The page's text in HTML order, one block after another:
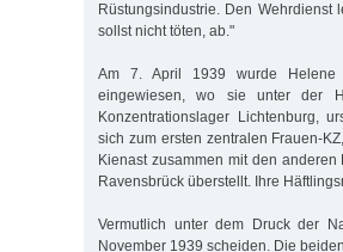
Rüstungsindustrie. Den
sollst nicht töten, ab."
Am 7. April 1939 wurde Helene
eingewiesen, wo sie unter der
Konzentrationslager Lichtenburg,
sich zum ersten zentralen Frauen-
Kienast zusammen mit den
Ravensbrück überstellt. Ihre
Vermutlich unter dem Druck der
November 1939 scheiden. Die